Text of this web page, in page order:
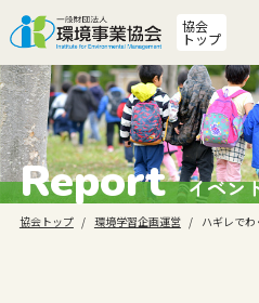
協会
トップ
Report イベン
協会トップ 環境学習企画運営 ハギレで